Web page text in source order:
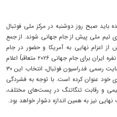
باید صبح روز دوشنبه در مرکز ملی فوتبال
تیم ملی پیش از جام جهانی شوند. از جمع
اردو، ۴ بازیکن پیش از اعزام نهایی به آمریکا و حضور در جام
جهانی خط خواهند خورد. ترکیب نهایی ۲۶ نفره ایران برای جام جهانی ۲۰۲۶ متعاقباً اعلام
می‌شود. سرمربی تیم ملی در گفت‌وگو با سایت رسمی فدراسیون فوتبال، انتخاب این ۳۰
خود عنوان کرده است. با توجه به فشردگی
و رقابت تنگاتنگ در پست‌های مختلف،